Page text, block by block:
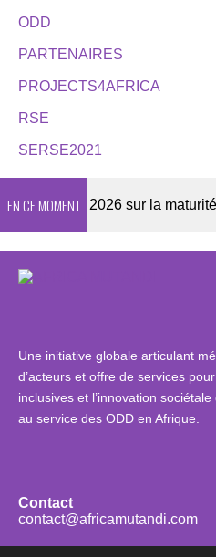
ODD
PARTENAIRES
PROJECTS4AFRICA
RSE
SERSE2021
EN CE MOMENT2026 sur la maturité
Une initiative globale articulant
d’acteurs et offre de services
inclusives et l’innovation
au service des ODD en Afrique.
Contact
contact@africamutandi.com